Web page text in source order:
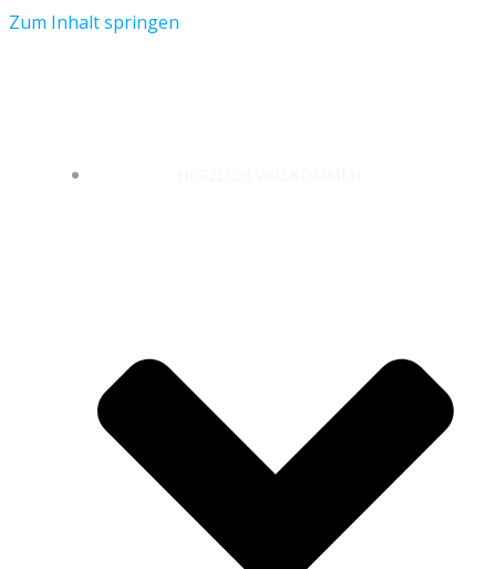
Zum Inhalt springen